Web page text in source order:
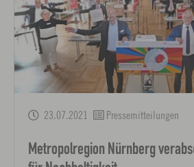
23.07.2021 Pressemitteilungen
Metropolregion Nürnberg